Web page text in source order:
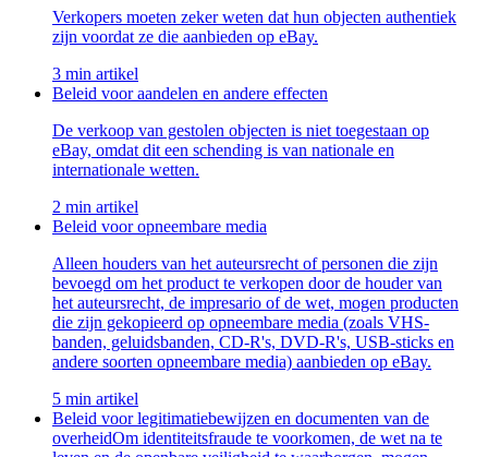
Verkopers moeten zeker weten dat hun objecten authentiek
zijn voordat ze die aanbieden op eBay.
3 min artikel
Beleid voor aandelen en andere effecten
De verkoop van gestolen objecten is niet toegestaan op
eBay, omdat dit een schending is van nationale en
internationale wetten.
2 min artikel
Beleid voor opneembare media
Alleen houders van het auteursrecht of personen die zijn
bevoegd om het product te verkopen door de houder van
het auteursrecht, de impresario of de wet, mogen producten
die zijn gekopieerd op opneembare media (zoals VHS-
banden, geluidsbanden, CD-R's, DVD-R's, USB-sticks en
andere soorten opneembare media) aanbieden op eBay.
5 min artikel
Beleid voor legitimatiebewijzen en documenten van de
overheidOm identiteitsfraude te voorkomen, de wet na te